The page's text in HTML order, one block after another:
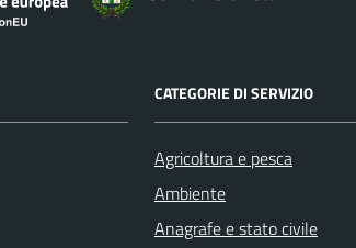
CATEGORIE DI SERVIZIO
Agricoltura e pesca
Ambiente
Anagrafe e stato civile